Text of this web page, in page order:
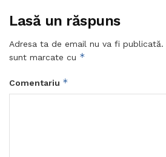
Lasă un răspuns
Adresa ta de email nu va fi publicată.
sunt marcate cu *
Comentariu *